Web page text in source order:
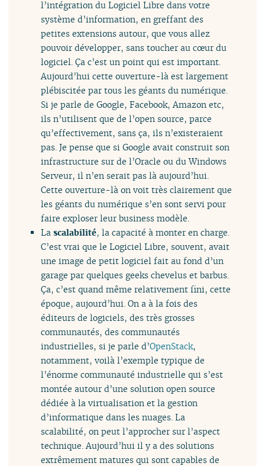
l’intégration du Logiciel Libre dans votre
système d’information, en greffant des
petites extensions autour, que vous allez
pouvoir développer, sans toucher au cœur du
logiciel. Ça c’est un point qui est important.
Aujourd’hui cette ouverture-là est largement
plébiscitée par tous les géants du numérique.
Si je parle de Google, Facebook, Amazon etc,
ils n’utilisent que de l’open source, parce
qu’effectivement, sans ça, ils n’existeraient
pas. Je pense que si Google avait construit son
infrastructure sur de l’Oracle ou du Windows
Serveur, il n’en serait pas là aujourd’hui.
Cette ouverture-là on voit très clairement que
les géants du numérique s’en sont servi pour
faire exploser leur business modèle.
La scalabilité, la capacité à monter en charge.
C’est vrai que le Logiciel Libre, souvent, avait
une image de petit logiciel fait au fond d’un
garage par quelques geeks chevelus et barbus.
Ça, c’est quand même relativement fini, cette
époque, aujourd’hui. On a à la fois des
éditeurs de logiciels, des très grosses
communautés, des communautés
industrielles, si je parle d’OpenStack,
notamment, voilà l’exemple typique de
l’énorme communauté industrielle qui s’est
montée autour d’une solution open source
dédiée à la virtualisation et la gestion
d’informatique dans les nuages. La
scalabilité, on peut l’approcher sur l’aspect
technique. Aujourd’hui il y a des solutions
extrêmement matures qui sont capables de